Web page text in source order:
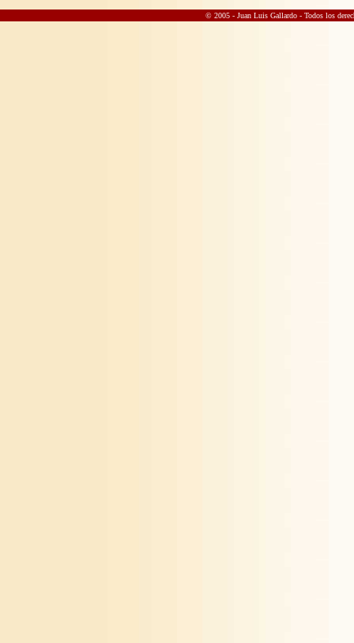
© 2005 - Juan Luis Gallardo - Todos los